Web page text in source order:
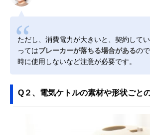
ただし、消費電力が大きいと、契約して
ってはブレーカーが落ちる場合があるの
時に使用しないなど注意が必要です。
Q２、電気ケトルの素材や形状ごと